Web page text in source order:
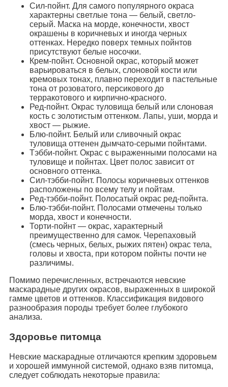
Сил-пойнт. Для самого популярного окраса
характерны светлые тона — белый, светло-
серый. Маска на морде, конечности, хвост
окрашены в коричневых и иногда черных
оттенках. Нередко поверх темных пойнтов
присутствуют белые носочки.
Крем-пойнт. Основной окрас, который может
варьироваться в белых, слоновой кости или
кремовых тонах, плавно переходит в пастельные
тона от розоватого, персикового до
терракотового и кирпично-красного.
Ред-пойнт. Окрас туловища белый или слоновая
кость с золотистым оттенком. Лапы, уши, морда и
хвост — рыжие.
Блю-пойнт. Белый или сливочный окрас
туловища оттенен дымчато-серыми пойнтами.
Тэбби-пойнт. Окрас с выраженными полосами на
туловище и пойнтах. Цвет полос зависит от
основного оттенка.
Сил-тэбби-пойнт. Полосы коричневых оттенков
расположены по всему телу и пойтам.
Ред-тэбби-пойнт. Полосатый окрас ред-пойнта.
Блю-тэбби-пойнт. Полосами отмечены только
морда, хвост и конечности.
Торти-пойнт — окрас, характерный
преимущественно для самок. Черепаховый
(смесь черных, белых, рыжих пятен) окрас тела,
головы и хвоста, при котором пойнты почти не
различимы.
Помимо перечисленных, встречаются невские
маскарадные других окрасов, выраженных в широкой
гамме цветов и оттенков. Классификация видового
разнообразия породы требует более глубокого
анализа.
Здоровье питомца
Невские маскарадные отличаются крепким здоровьем
и хорошей иммунной системой, однако взяв питомца,
следует соблюдать некоторые правила: